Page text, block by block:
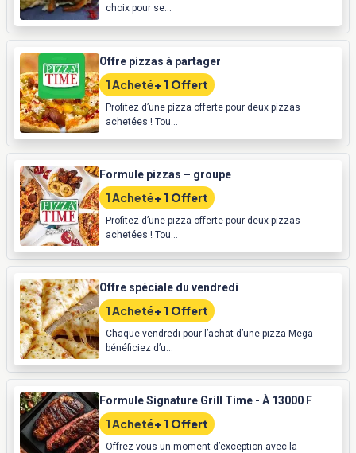
choix pour se...
Offre pizzas à partager
1 Acheté+ 1 Offert
Profitez d’une pizza offerte pour deux pizzas
achetées ! Tou...
Formule pizzas – groupe
1 Acheté+ 1 Offert
Profitez d’une pizza offerte pour deux pizzas
achetées ! Tou...
Offre spéciale du vendredi
1 Acheté+ 1 Offert
Chaque vendredi pour l’achat d’une pizza Mega
bénéficiez d’u...
Formule Signature Grill Time - À 13000 F
1 Acheté+ 1 Offert
Offrez-vous un moment d’exception avec la